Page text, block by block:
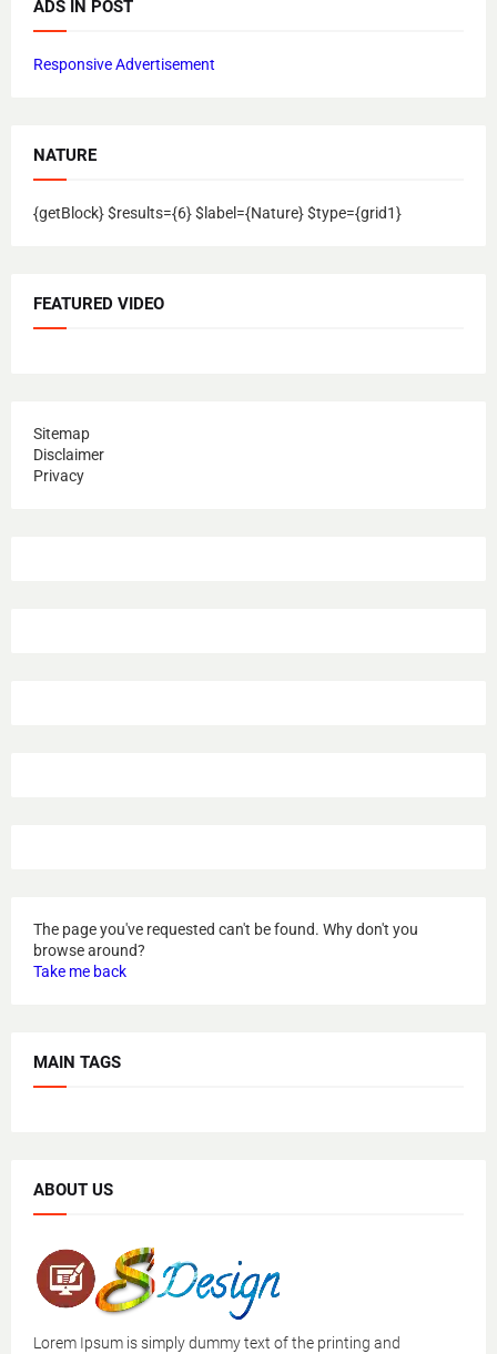
ADS IN POST
Responsive Advertisement
NATURE
{getBlock} $results={6} $label={Nature} $type={grid1}
FEATURED VIDEO
Sitemap
Disclaimer
Privacy
The page you've requested can't be found. Why don't you
browse around?
Take me back
MAIN TAGS
ABOUT US
Lorem Ipsum is simply dummy text of the printing and